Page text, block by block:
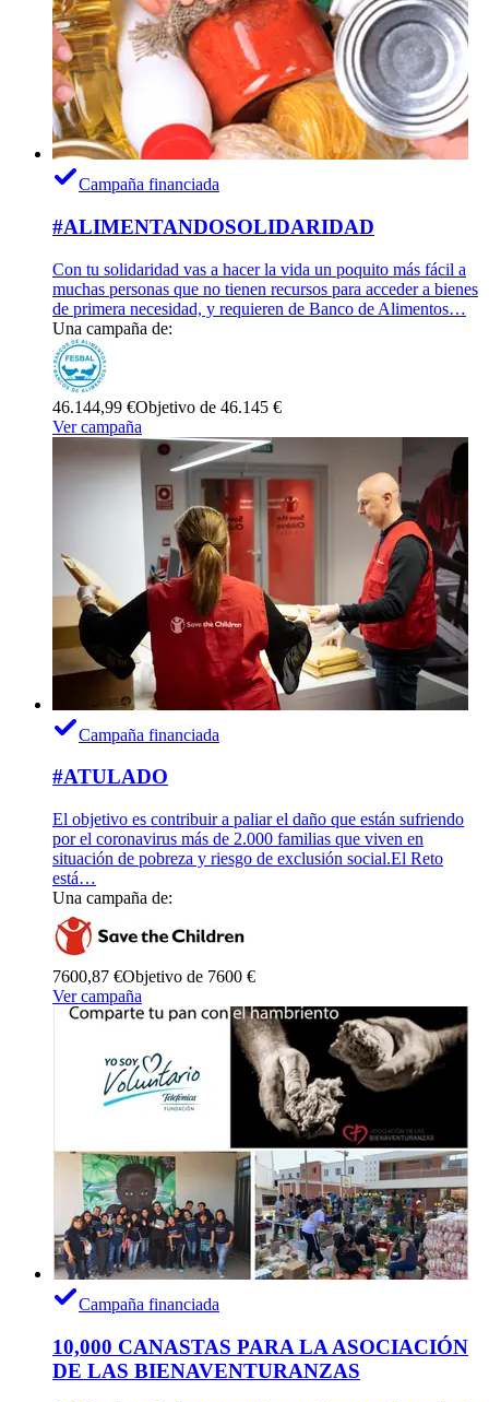
Campaña financiada
#ALIMENTANDOSOLIDARIDAD
Con tu solidaridad vas a hacer la vida un poquito más fácil a
muchas personas que no tienen recursos para acceder a bienes
de primera necesidad, y requieren de Banco de Alimentos…
Una campaña de:
46.144,99 €Objetivo de 46.145 €
Ver campaña
Campaña financiada
#ATULADO
El objetivo es contribuir a paliar el daño que están sufriendo
por el coronavirus más de 2.000 familias que viven en
situación de pobreza y riesgo de exclusión social.El Reto
está…
Una campaña de:
7600,87 €Objetivo de 7600 €
Ver campaña
Campaña financiada
10,000 CANASTAS PARA LA ASOCIACIÓN
DE LAS BIENAVENTURANZAS